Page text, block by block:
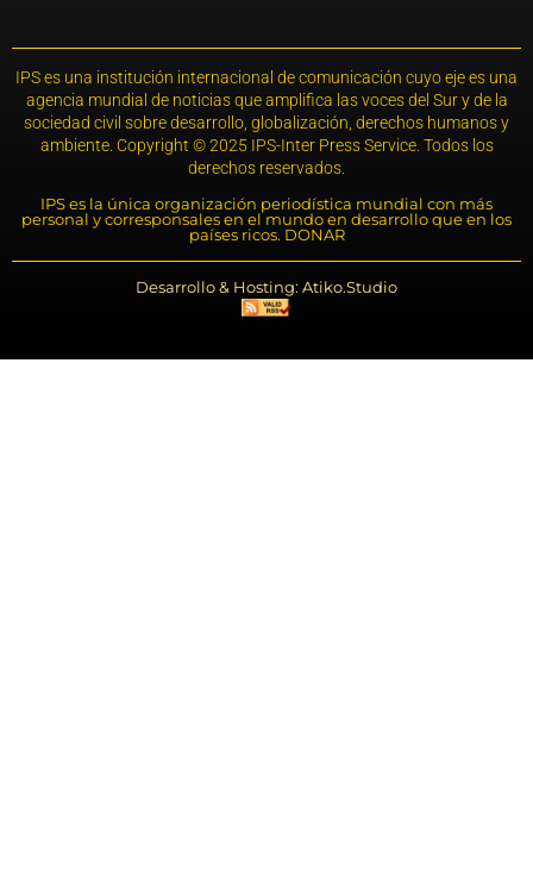
IPS es una institución internacional de comunicación cuyo eje es una
agencia mundial de noticias que amplifica las voces del Sur y de la
sociedad civil sobre desarrollo, globalización, derechos humanos y
ambiente. Copyright © 2025 IPS-Inter Press Service. Todos los
derechos reservados.
IPS es la única organización periodística mundial con más
personal y corresponsales en el mundo en desarrollo que en los
países ricos. DONAR
Desarrollo & Hosting: Atiko.Studio